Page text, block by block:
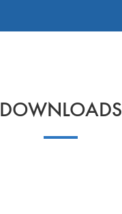
DOWNLOADS